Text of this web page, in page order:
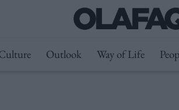
Outlook Way of Life